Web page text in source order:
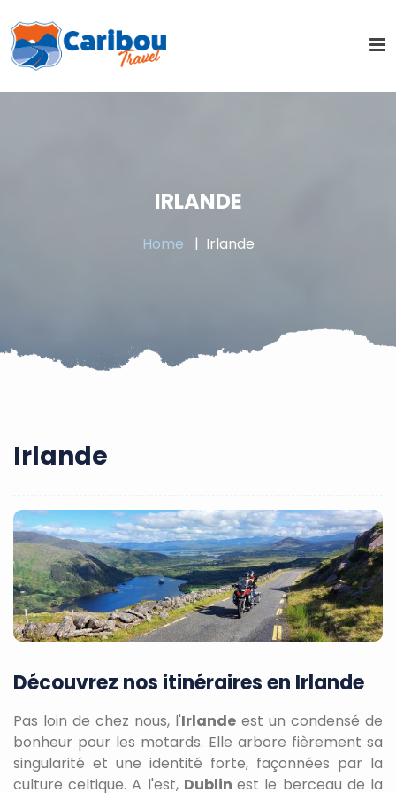
IRLANDE
Home Irlande
Irlande
Découvrez nos itinéraires en Irlande
Pas loin de chez nous, l'Irlande est un condensé de
bonheur pour les motards. Elle arbore fièrement sa
singularité et une identité forte, façonnées par la
culture celtique. A l'est, Dublinest le berceau de la